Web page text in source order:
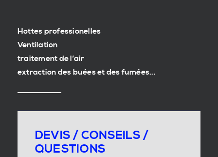
Hottes professionelles
Ventilation
traitement de l’air
extraction des buées et des fumées...
DEVIS / CONSEILS /
QUESTIONS